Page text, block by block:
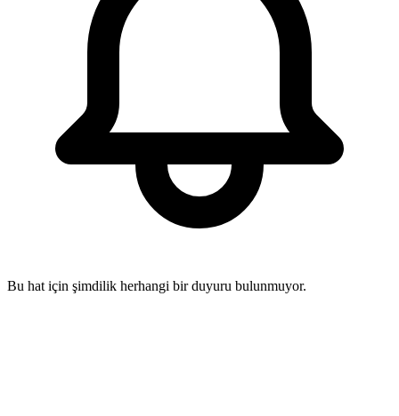
Bu hat için şimdilik herhangi bir duyuru bulunmuyor.